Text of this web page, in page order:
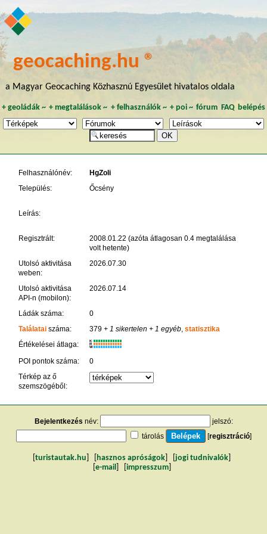
geocaching.hu ®
a Magyar Geocaching Közhasznú Egyesület hivatalos oldala
+ geoládák~ +megtalálások ~ + felhasználók~ + poi~ fórum FAQ belépés
Felhasználónév:
HgZoli
Település:
Őcsény
Leírás:
Regisztrált:
2008.01.22 (azóta átlagosan 0.4 megtalálása
volt hetente)
Utolsó aktivitása
weben:
2026.07.30
Utolsó aktivitása
API-n (mobilon):
2026.07.14
Ládák száma:
0
Találataiszáma: 379+ 1 sikertelen + 1 egyéb, statisztika
Értékelései átlaga:
K
R
W
POI pontok száma:
0
Térkép az ő
szemszögéből:
Bejelentkezés név:
jelszó:
tárolás
[regisztráció]
turistautak.hu hasznos apróságok jogi tudnivalók
e-mail impresszum]